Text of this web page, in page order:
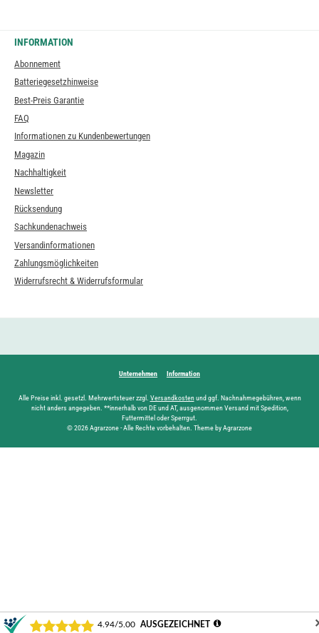
INFORMATION
Abonnement
Batteriegesetzhinweise
Best-Preis Garantie
FAQ
Informationen zu Kundenbewertungen
Magazin
Nachhaltigkeit
Newsletter
Rücksendung
Sachkundenachweis
Versandinformationen
Zahlungsmöglichkeiten
Widerrufsrecht & Widerrufsformular
Unternehmen Information
Alle Preise inkl. gesetzl. Mehrwertsteuer zzgl. Versandkostenund ggf. Nachnahmegebühren, wenn
nicht anders angegeben. **innerhalb von DE und AT, ausgenommen Versand mit Spedition,
Futtermittel oder Sperrgut.
© 2026 Agrarzone - Alle Rechte vorbehalten. Theme by Agrarzone